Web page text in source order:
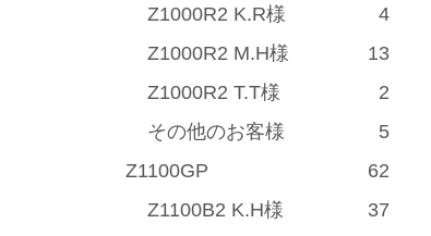
Z1000R2 K.R様
4
Z1000R2 M.H様
13
Z1000R2 T.T様
2
その他のお客様
5
Z1100GP
62
Z1100B2 K.H様
37